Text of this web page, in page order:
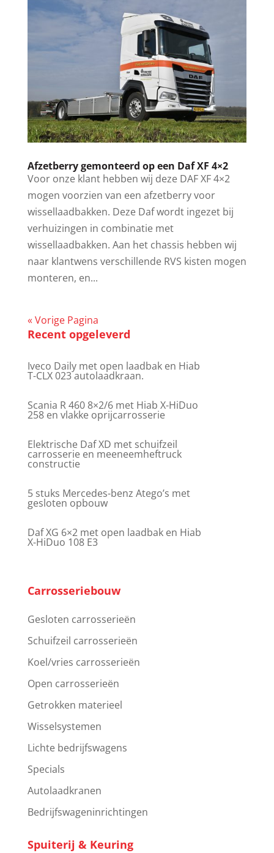
Afzetberry gemonteerd op een Daf XF 4×2
Voor onze klant hebben wij deze DAF XF 4×2
mogen voorzien van een afzetberry voor
wissellaadbakken. Deze Daf wordt ingezet bij
verhuizingen in combinatie met
wissellaadbakken. Aan het chassis hebben wij
naar klantwens verschillende RVS kisten mogen
monteren, en...
« Vorige Pagina
Recent opgeleverd
Iveco Daily met open laadbak en Hiab
T-CLX 023 autolaadkraan.
Scania R 460 8×2/6 met Hiab X-HiDuo
258 en vlakke oprijcarrosserie
Elektrische Daf XD met schuifzeil
carrosserie en meeneemheftruck
constructie
5 stuks Mercedes-benz Atego’s met
gesloten opbouw
Daf XG 6×2 met open laadbak en Hiab
X-HiDuo 108 E3
Carrosseriebouw
Gesloten carrosserieën
Schuifzeil carrosserieën
Koel/vries carrosserieën
Open carrosserieën
Getrokken materieel
Wisselsystemen
Lichte bedrijfswagens
Specials
Autolaadkranen
Bedrijfswageninrichtingen
Spuiterij & Keuring